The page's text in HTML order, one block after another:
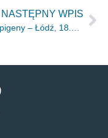
NASTĘPNY WPIS